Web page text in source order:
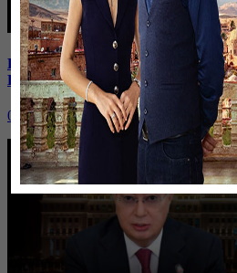
В Иране к протестующим
Кто из политиков готов встать в
06 октября, 19:00